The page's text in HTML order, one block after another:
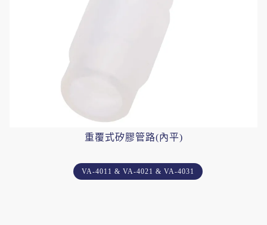
重覆式矽膠管路(內平)
VA-4011 & VA-4021 & VA-4031